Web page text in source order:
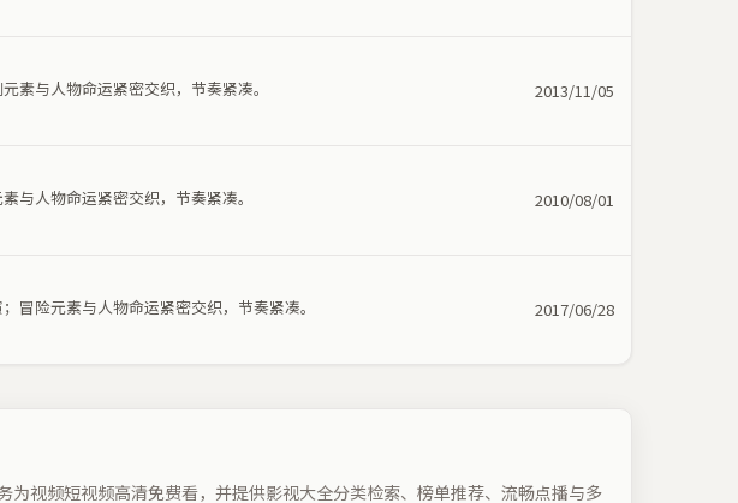
素与人物命运紧密交织，节奏紧凑。 2013/11/05
与人物命运紧密交织，节奏紧凑。 2010/08/01
险元素与人物命运紧密交织，节奏紧凑。 2017/06/28
视频短视频高清免费看，并提供影视大全分类检索、榜单推荐、流畅点播与多